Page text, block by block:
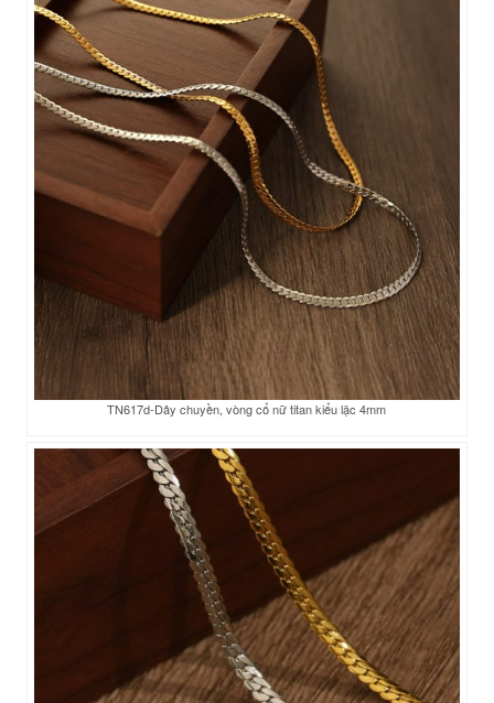
TN617d-Dây chuyền, vòng cổ nữ titan kiểu lặc 4mm